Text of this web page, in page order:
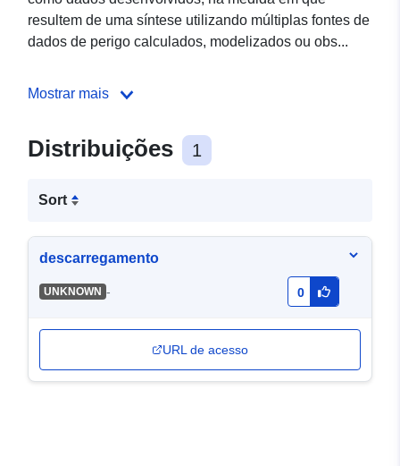
resultem de uma síntese utilizando múltiplas fontes de
dados de perigo calculados, modelizados ou obs...
Mostrar mais
Distribuições 1
Sort
descarregamento
UNKNOWN - 0
URL de acesso